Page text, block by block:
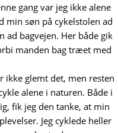
gang var jeg ikke alene
min søn på cykelstolen ad
ad bagvejen. Her både gik
manden bag træet med
ikke glemt det, men resten
alene i naturen. Både i
fik jeg den tanke, at min
Jeg cyklede heller